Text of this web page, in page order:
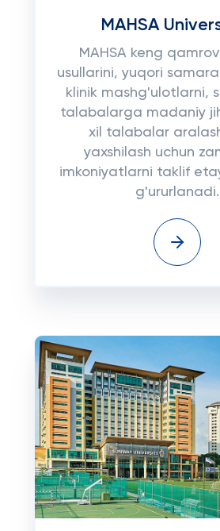
MAHSA
MAHSA keng
usullarini, yuqori
klinik mashg'ulotlarni,
talabalarga madaniy
xil talabalar
yaxshilash uchun
imkoniyatlarni taklif
g'ururlanadi.